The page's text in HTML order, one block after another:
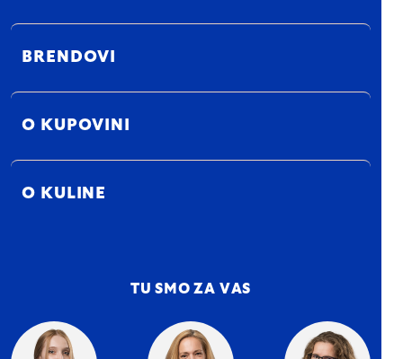
BRENDOVI
O KUPOVINI
O KULINE
TU SMO ZA VAS